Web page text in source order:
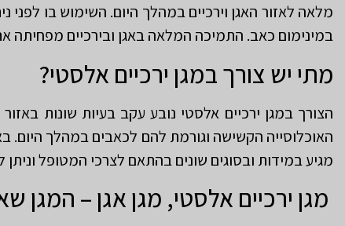
מלאה לאזור האגן וירכיים במהלך היום. השימוש בו לפני
במינימום כאב. התמיכה המלאה באגן ובירכיים מפחיתה
מתי יש צורך במגן ירכיים אלסטי?
הצורך במגן ירכיים אלסטי נובע עקב בעיות שונות
האוכלוסייה הקשישה וגורמת להם לכאבים במהלך היום.
מגיע במידות ובסוגים שונים בהתאם לצרכי המטופל
מגן ירכיים אלסטי, מגן אגן – המגן